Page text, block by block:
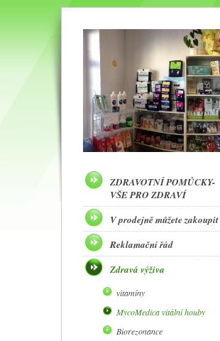
ZDRAVOTNÍ POMŮCKY-
VŠE PRO ZDRAVÍ
V prodejně můžete zakoupit
Reklamační řád
Zdravá výživa
vitamíny
MycoMedica vitální houby
Biorezonance